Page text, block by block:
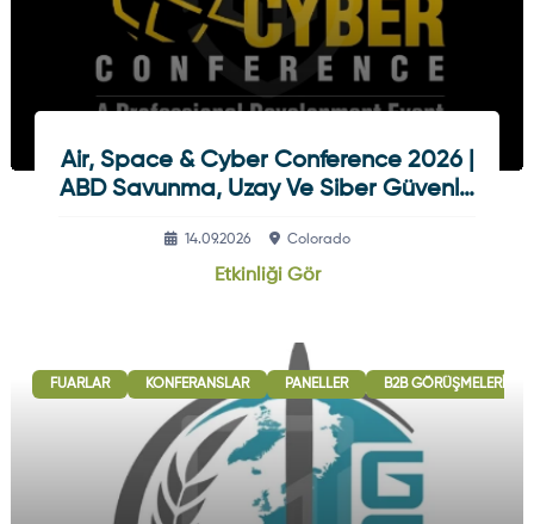
Air, Space & Cyber Conference 2026 |
ABD Savunma, Uzay Ve Siber Güvenlik
14.09.2026 Colorado
Etkinliği Gör
FUARLAR KONFERANSLAR PANELLER B2B GÖRÜŞMELERI